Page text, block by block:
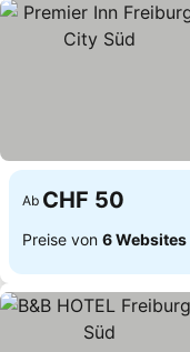
Ab CHF 50
Preise von 6 Websites